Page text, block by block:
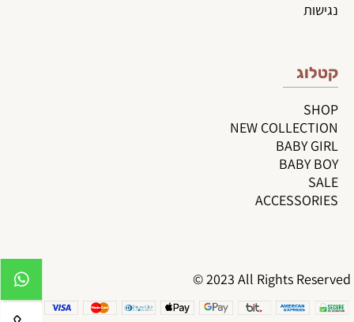
נגישות
קטלוג
SHOP
NEW COLLECTION
BABY GIRL
BABY BOY
SALE
ACCESSORIES
© 2023 All Rights Reserved